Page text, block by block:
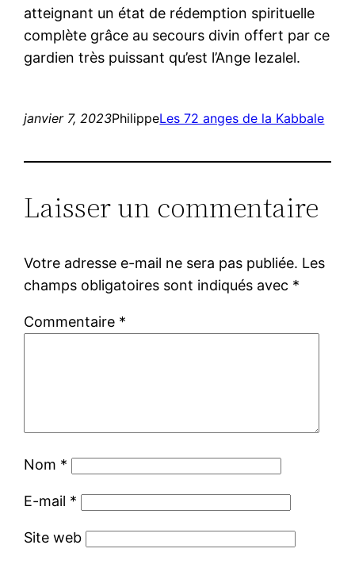
atteignant un état de rédemption spirituelle
complète grâce au secours divin offert par ce
gardien très puissant qu’est l’Ange Iezalel.
janvier 7, 2023PhilippeLes 72 anges de la Kabbale
Laisser un commentaire
Votre adresse e-mail ne sera pas publiée. Les
champs obligatoires sont indiqués avec *
Commentaire *
Nom *
E-mail *
Site web